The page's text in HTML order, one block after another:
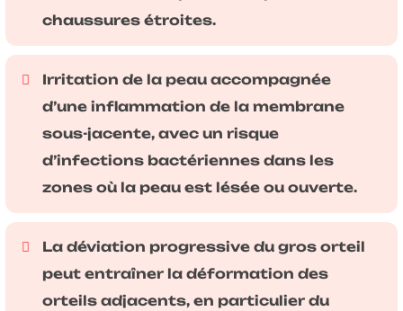
chaussures étroites.
Irritation de la peau accompagnée
d’une inflammation de la membrane
sous-jacente, avec un risque
d’infections bactériennes dans les
zones où la peau est lésée ou ouverte.
La déviation progressive du gros orteil
peut entraîner la déformation des
orteils adjacents, en particulier du